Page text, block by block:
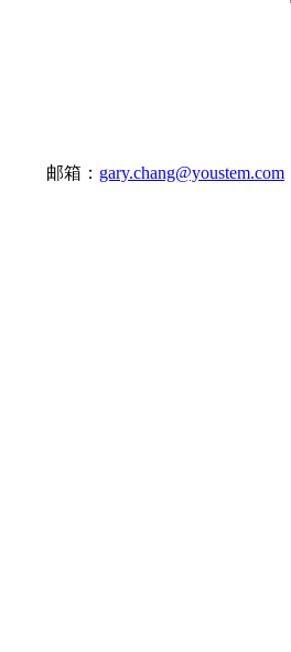
邮箱： gary.chang@youstem.com